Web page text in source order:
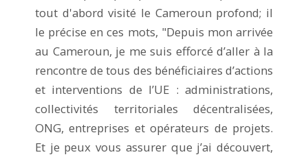
tout d'abord visité le Cameroun profond; il
le précise en ces mots, "Depuis mon arrivée
au Cameroun, je me suis efforcé d’aller à la
rencontre de tous des bénéficiaires d’actions
et interventions de l’UE : administrations,
collectivités territoriales décentralisées,
ONG, entreprises et opérateurs de projets.
Et je peux vous assurer que j’ai découvert,